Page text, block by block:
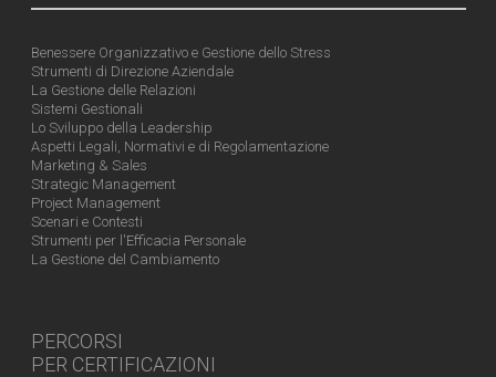
Benessere Organizzativo e Gestione dello Stress
Strumenti di Direzione Aziendale
La Gestione delle Relazioni
Sistemi Gestionali
Lo Sviluppo della Leadership
Aspetti Legali, Normativi e di Regolamentazione
Marketing & Sales
Strategic Management
Project Management
Scenari e Contesti
Strumenti per l'Efficacia Personale
La Gestione del Cambiamento
PERCORSI
PER CERTIFICAZIONI